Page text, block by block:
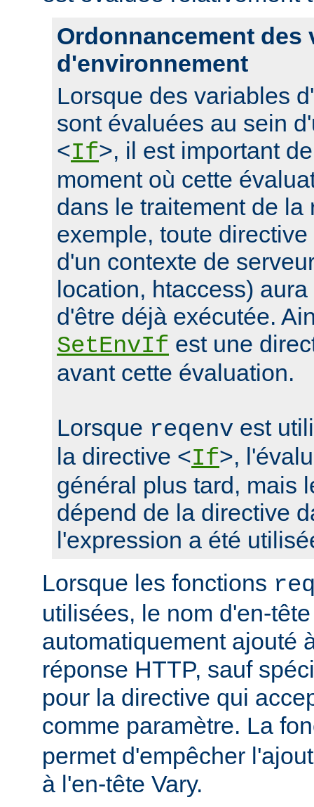
Ordonnancement des
d'environnement
Lorsque des variables
sont évaluées au sein
<If>, il est important
moment où cette
dans le traitement de la
exemple, toute
d'un contexte de
location, htaccess)
d'être déjà exécutée.
SetEnvIf est une
avant cette évaluation.
Lorsque reqenv est
la directive <If>,
général plus tard, mais
dépend de la directive
l'expression a été
Lorsque les fonctions
utilisées, le nom d'en-
automatiquement ajouté
réponse HTTP, sauf
pour la directive qui
comme paramètre. La
permet d'empêcher
à l'en-tête Vary.